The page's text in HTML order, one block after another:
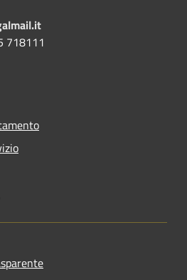
718111